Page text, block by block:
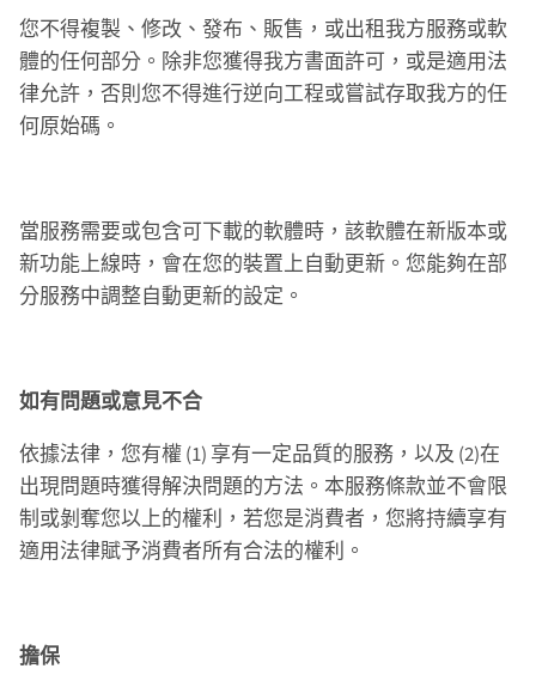
您不得複製、修改、發布、販售，或出租我方服務或軟
體的任何部分。除非您獲得我方書面許可，或是適用法
律允許，否則您不得進行逆向工程或嘗試存取我方的任
何原始碼。
當服務需要或包含可下載的軟體時，該軟體在新版本或
新功能上線時，會在您的裝置上自動更新。您能夠在部
分服務中調整自動更新的設定。
如有問題或意見不合
依據法律，您有權 (1) 享有一定品質的服務，以及 (2)在
出現問題時獲得解決問題的方法。本服務條款並不會限
制或剝奪您以上的權利，若您是消費者，您將持續享有
適用法律賦予消費者所有合法的權利。
擔保